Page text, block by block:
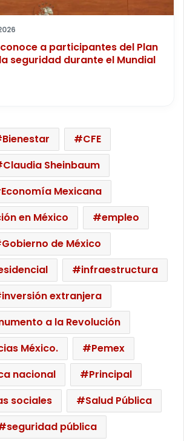
a participantes del Plan
seguridad durante el Mundial
Bienestar
CFE
Claudia Sheinbaum
Economía Mexicana
en México
empleo
Gobierno de México
infraestructura
inversión extranjera
a la Revolución
México.
Pemex
nacional
Principal
sociales
Salud Pública
seguridad pública